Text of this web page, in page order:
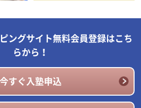
ングサイト無料会員登録はこち
らから！
今すぐ入塾申込